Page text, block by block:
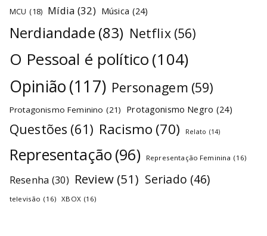
MCU (18) Mídia (32) Música (24)
Nerdiandade (83) Netflix (56)
O Pessoal é político(104)
Opinião(117) Personagem (59)
Protagonismo Feminino (21) Protagonismo Negro (24)
Questões (61) Racismo (70) Relato (14)
Representação (96) Representação Feminina (16)
Resenha (30) Review (51) Seriado (46)
televisão (16) XBOX (16)